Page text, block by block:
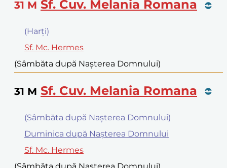
31 M Sf. Cuv. Melania Romana
(Harţi)
Sf. Mc. Hermes
(Sâmbăta după Nașterea Domnului)
31 M Sf. Cuv. Melania Romana
(Sâmbăta după Nașterea Domnului)
Duminica după Nașterea Domnului
Sf. Mc. Hermes
(Sâmbăta după Nașterea Domnului)